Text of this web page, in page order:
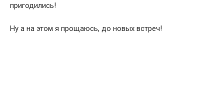
пригодились!
Ну а на этом я прощаюсь, до новых встреч!